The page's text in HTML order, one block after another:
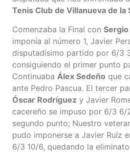
Tenis Club de Villanueva de la
Comenzaba la Final con Sergio
imponía al número 1, Javier
disputadísimo partido por 6/3
consiguiendo el primer punto
Continuaba Álex Sedeño que
ante Pedro Pascua. El tercer
Óscar Rodríguez y Javier
cacereño se impuso por 6/3
segundo punto; Nuestro
pudo imponerse a Javier Ruíz
6/3 10/6, quedando la